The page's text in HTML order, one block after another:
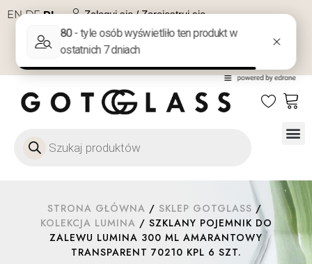
EN DE PL Zaloguj się / Zarejestruj się
NA PREZENT
STRONA GŁÓWNA / SKLEP GOTGLASS /
KOLEKCJA LUMINA / SZKLANY POJEMNIK DO
ZALEWU LUMINA 300 ML AMARANTOWY
TRANSPARENT 70210 KPL 6 SZT.